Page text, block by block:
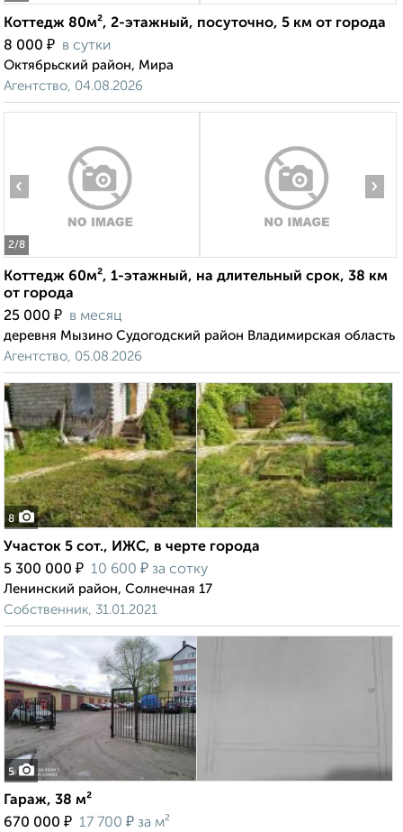
Коттедж 80м², 2-этажный, посуточно, 5 км от города
8 000 ₽ в сутки
Октябрьский район, Мира
Агентство, 04.08.2026
2/8
‹ ›
Коттедж 60м², 1-этажный, на длительный срок, 38 км
от города
25 000 ₽ в месяц
деревня Мызино Судогодский район Владимирская область
Агентство, 05.08.2026
8
Участок 5 сот., ИЖС, в черте города
5 300 000 ₽ 10 600 ₽ за сотку
Ленинский район, Солнечная 17
Собственник, 31.01.2021
5
Гараж, 38 м²
670 000 ₽ 17 700 ₽ за м²